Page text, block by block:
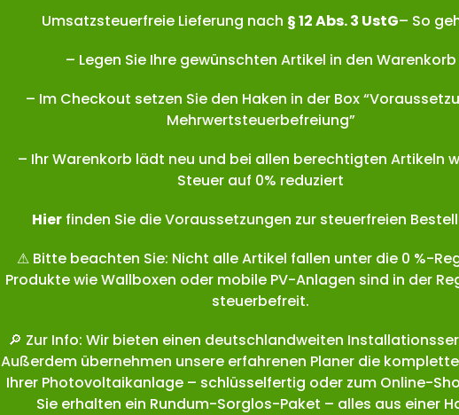
Umsatzsteuerfreie Lieferung nach § 12 Abs. 3 UstG– So
– Legen Sie Ihre gewünschten Artikel in den Warenkorb
– Im Checkout setzen Sie den Haken in der Box
Mehrwertsteuerbefreiung”
– Ihr Warenkorb lädt neu und bei allen berechtigten Artikeln
Steuer auf 0% reduziert
Hier finden Sie die Voraussetzungen zur steuerfreien
⚠ Bitte beachten Sie: Nicht alle Artikel fallen unter die 0 %-
Produkte wie Wallboxen oder mobile PV-Anlagen sind in der
steuerbefreit.
🔎 Zur Info: Wir bieten einen deutschlandweiten
Außerdem übernehmen unsere erfahrenen Planer die
Ihrer Photovoltaikanlage – schlüsselfertig oder zum Online-
Sie erhalten ein Rundum-Sorglos-Paket – alles aus einer